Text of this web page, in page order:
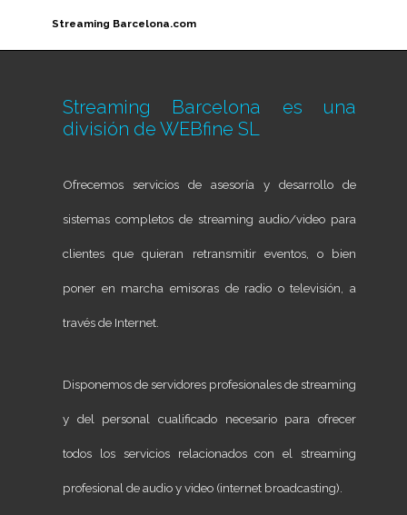
Streaming Barcelona.com
Streaming Barcelona es una
división de WEBfine SL
Ofrecemos servicios de asesoría y desarrollo de
sistemas completos de streaming audio/video para
clientes que quieran retransmitir eventos, o bien
poner en marcha emisoras de radio o televisión, a
través de Internet.
Disponemos de servidores profesionales de streaming
y del personal cualificado necesario para ofrecer
todos los servicios relacionados con el streaming
profesional de audio y video (internet broadcasting).